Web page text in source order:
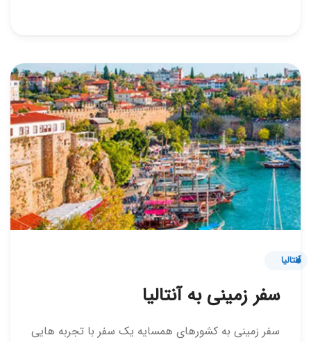
آنتالیا
سفر زمینی به آنتالیا
سفر زمینی به کشورهای همسایه یک سفر با تجربه هایی